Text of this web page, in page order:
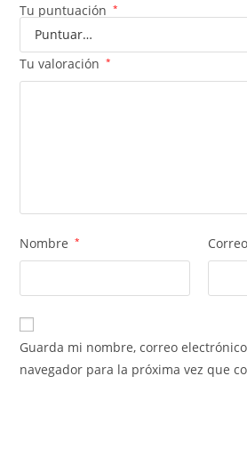
Tu puntuación *
Tu valoración *
Nombre *
Guarda mi nombre, correo
navegador para la próxima vez que